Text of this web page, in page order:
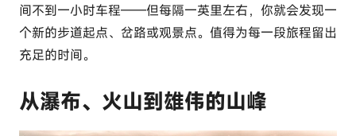
间不到一小时车程——但每隔一英里左右，你就会发现一
个新的步道起点、岔路或观景点。值得为每一段旅程留出
充足的时间。
从瀑布、火山到雄伟的山峰